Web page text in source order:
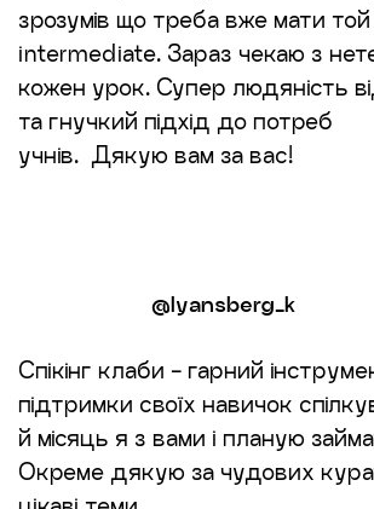
зрозумів що треба вже мати
intermediate. Зараз чекаю з
кожен урок. Супер людяність
та гнучкий підхід до потреб
учнів. Дякую вам за вас!
@lyansberg_k
Спікінг клаби - гарний
підтримки своїх навичок
й місяць я з вами і планую
Окреме дякую за чудових